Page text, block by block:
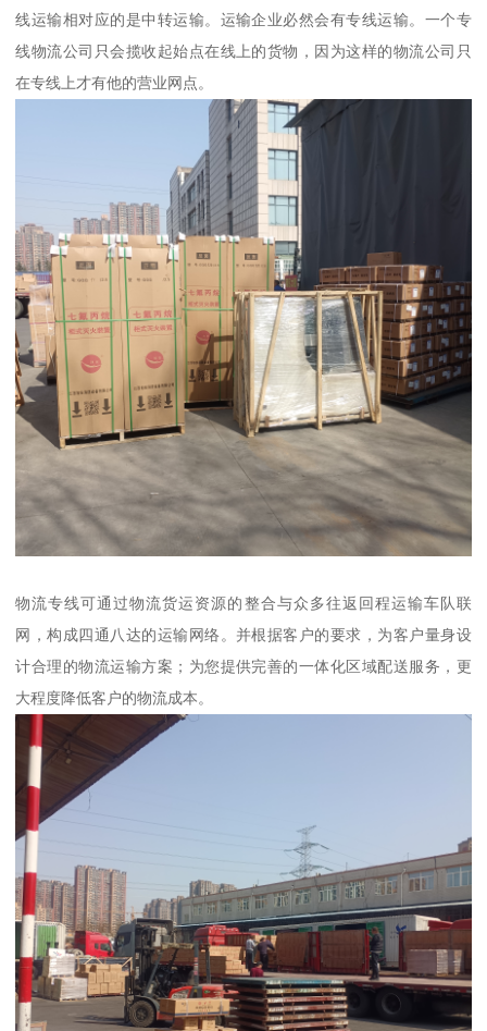
线运输相对应的是中转运输。运输企业必然会有专线运输。一个专
线物流公司只会揽收起始点在线上的货物，因为这样的物流公司只
在专线上才有他的营业网点。
物流专线可通过物流货运资源的整合与众多往返回程运输车队联
网，构成四通八达的运输网络。并根据客户的要求，为客户量身设
计合理的物流运输方案；为您提供完善的一体化区域配送服务，更
大程度降低客户的物流成本。